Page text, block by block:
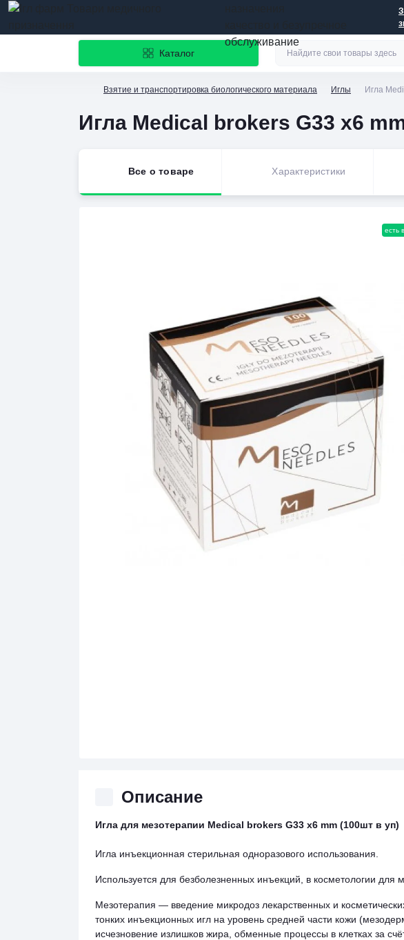
обслуживание
Каталог
Взятие и транспортировка биологического материала Иглы Игла
Игла Medical brokers G33 x6
Все о товаре Характеристики
есть
Описание
Игла для мезотерапии Medical brokers G33 x6 mm (100шт в уп)
Игла инъекционная стерильная одноразового использования.
Используется для безболезненных инъекций, в косметологии для
Мезотерапия — введение микродоз лекарственных и
тонких инъекционных игл на уровень средней части кожи
исчезновение излишков жира, обменные процессы в клетках за